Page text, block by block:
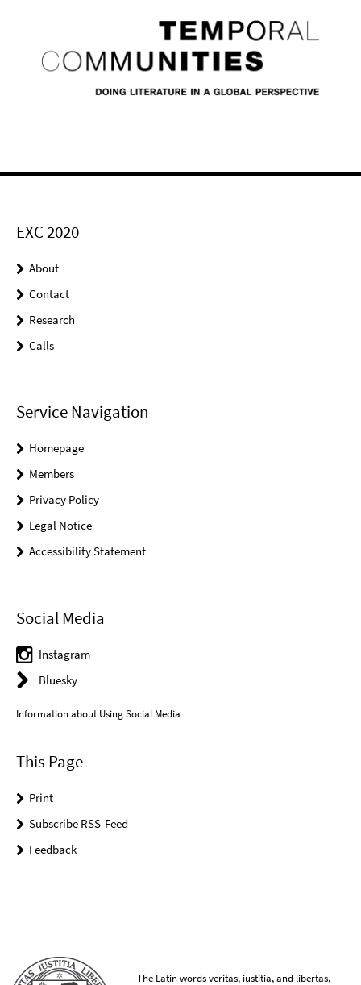
EXC 2020
About
Contact
Research
Calls
Service Navigation
Homepage
Members
Privacy Policy
Legal Notice
Accessibility Statement
Social Media
Instagram
Bluesky
Information about Using Social Media
This Page
Print
Subscribe RSS-Feed
Feedback
The Latin words veritas, iustitia, and libertas,